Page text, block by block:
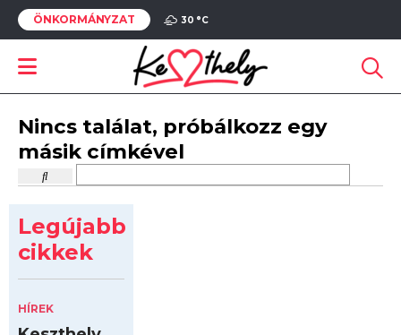
ÖNKORMÁNYZAT 30 °C
Nincs találat, próbálkozz egy
másik címkével
Legújabb
cikkek
HÍREK